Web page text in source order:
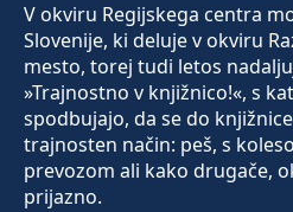
V okviru Regijskega centra
Slovenije, ki deluje v okviru
mesto, torej tudi letos
»Trajnostno v knjižnico!«, s
spodbujajo, da se do
trajnosten način: peš, s
prevozom ali kako drugače,
prijazno.